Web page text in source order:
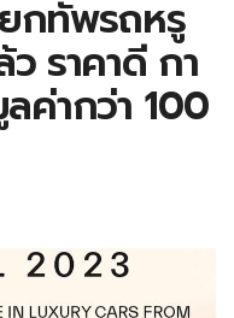
ยกทัพรถหรู
ว ราคาดี กา
ค่ากว่า 100